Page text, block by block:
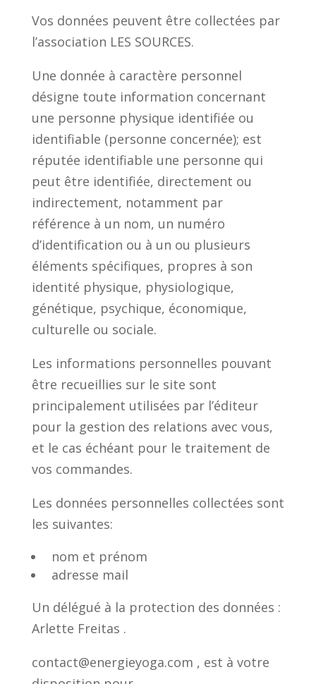
Vos données peuvent être collectées par
l’association LES SOURCES.
Une donnée à caractère personnel
désigne toute information concernant
une personne physique identifiée ou
identifiable (personne concernée); est
réputée identifiable une personne qui
peut être identifiée, directement ou
indirectement, notamment par
référence à un nom, un numéro
d’identification ou à un ou plusieurs
éléments spécifiques, propres à son
identité physique, physiologique,
génétique, psychique, économique,
culturelle ou sociale.
Les informations personnelles pouvant
être recueillies sur le site sont
principalement utilisées par l’éditeur
pour la gestion des relations avec vous,
et le cas échéant pour le traitement de
vos commandes.
Les données personnelles collectées sont
les suivantes:
nom et prénom
adresse mail
Un délégué à la protection des données :
Arlette Freitas .
contact@energieyoga.com , est à votre